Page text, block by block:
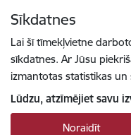
Sīkdatnes
Lai šī tīmekļvietne
sīkdatnes. Ar Jūsu
izmantotas statistikas
Lūdzu, atzīmējiet savu
Noraidīt